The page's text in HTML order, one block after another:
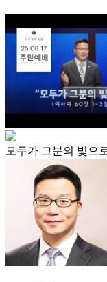
모두가 그분의 빛으